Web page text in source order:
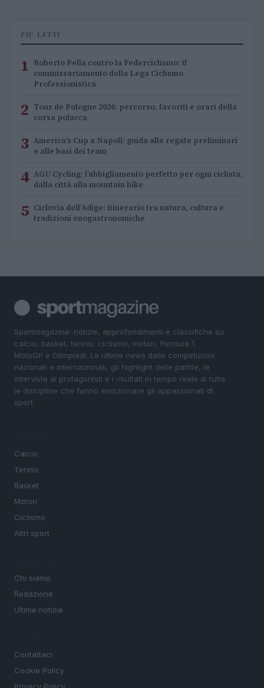
PIÙ LETTI
1 Roberto Pella contro la Federciclismo: il
commissariamento della Lega Ciclismo
Professionistica
2 Tour de Pologne 2026: percorso, favoriti e orari della
corsa polacca
3 America’s Cup a Napoli: guida alle regate preliminari
e alle basi dei team
4 AGU Cycling: l’abbigliamento perfetto per ogni ciclista,
dalla città alla mountain bike
5 Ciclovia dell’Adige: itinerario tra natura, cultura e
tradizioni enogastronomiche
Sportmagazine: notizie, approfondimenti e classifiche su
calcio, basket, tennis, ciclismo, motori, Formula 1,
MotoGP e Olimpiadi. Le ultime news dalle competizioni
nazionali e internazionali, gli highlight delle partite, le
interviste ai protagonisti e i risultati in tempo reale di tutte
le discipline che fanno emozionare gli appassionati di
sport.
Calcio
Tennis
Basket
Motori
Ciclismo
Altri sport
Chi siamo
Redazione
Ultime notizie
Contattaci
Cookie Policy